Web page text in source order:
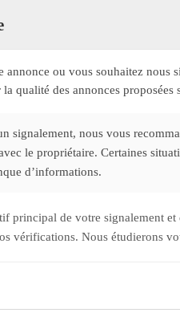
annonce ou vous souhaitez
qualité des annonces proposées
signalement, nous vous
le propriétaire. Certaines
d’informations.
principal de votre signalement
vérifications. Nous étudierons